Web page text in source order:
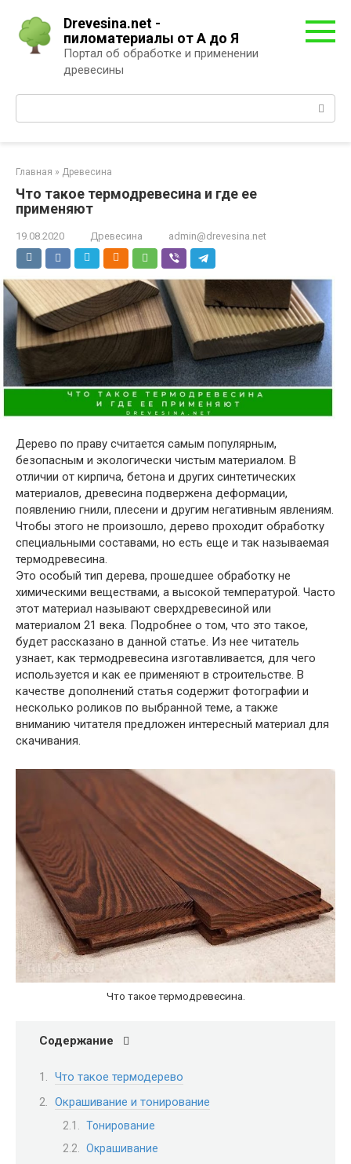
контенту
Drevesina.net -
пиломатериалы от А до Я
Портал об обработке и применении
древесины
Главная » Древесина
Что такое термодревесина и где ее
применяют
19.08.2020 Древесина admin@drevesina.net
Дерево по праву считается самым популярным,
безопасным и экологически чистым материалом. В
отличии от кирпича, бетона и других синтетических
материалов, древесина подвержена деформации,
появлению гнили, плесени и другим негативным явлениям.
Чтобы этого не произошло, дерево проходит обработку
специальными составами, но есть еще и так называемая
термодревесина.
Это особый тип дерева, прошедшее обработку не
химическими веществами, а высокой температурой. Часто
этот материал называют сверхдревесиной или
материалом 21 века. Подробнее о том, что это такое,
будет рассказано в данной статье. Из нее читатель
узнает, как термодревесина изготавливается, для чего
используется и как ее применяют в строительстве. В
качестве дополнений статья содержит фотографии и
несколько роликов по выбранной теме, а также
вниманию читателя предложен интересный материал для
скачивания.
Что такое термодревесина.
Содержание
Что такое термодерево
Окрашивание и тонирование
Тонирование
Окрашивание